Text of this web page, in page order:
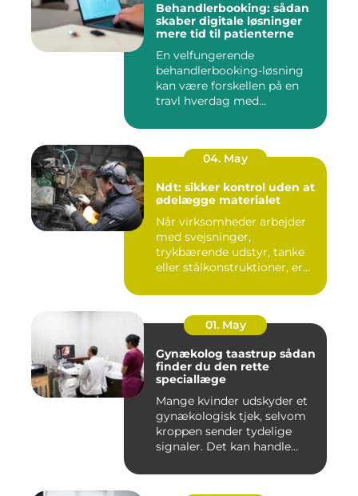
Behandlerbooking: sådan
skaber digitale løsninger
mere tid til patienterne
En velfungerende
behandlerbooking-løsning
kan være forskellen på en
travl hverdag med
04. May
Ndt: sikker kontrol uden at
ødelægge materialet
Når virksomheder arbejder
med svejsninger,
trykbærende udstyr, tanke
eller stålkonstruktioner, er
01. May
Gynækolog taastrup sådan
finder du den rette
speciallæge
Mange kvinder udskyder et
gynækologisk tjek, selvom
kroppen sender tydelige
signaler. Det kan handle...